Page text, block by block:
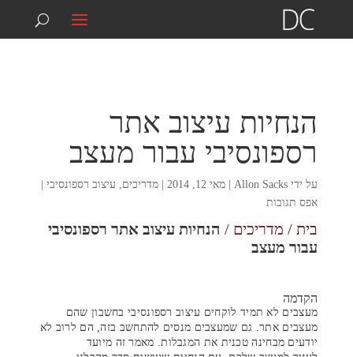
074-7039292
הנחיות עיצוב אתר
רספונסיבי עבור מעצב
על ידי Allon Sacks
| מאי 12, 2014 | מדריכים, עיצוב רספונסיבי|
אפס תגובות
בית/ מדריכים / הנחיות עיצוב אתר רספונסיבי
עבור מעצב
הקדמה
מעצבים לא תמיד לוקחים עיצוב רספונסיבי בחשבון שהם
מעצבים אתר. גם שמעצבים מנסים להתחשב בזה, הם לרוב לא
יודעים מבחינה טכנית את המגבלות. מאמר זה מיועד